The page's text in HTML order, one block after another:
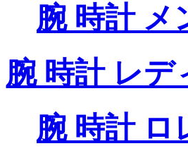
腕 時計 メ
腕 時計 レデ
腕 時計 ロ